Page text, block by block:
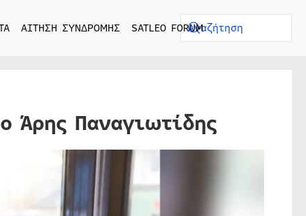
ΑΙΤΗΣΗ ΣΥΝΔΡΟΜΗΣ SATLEO FORUM
Άρης Παναγιωτίδης